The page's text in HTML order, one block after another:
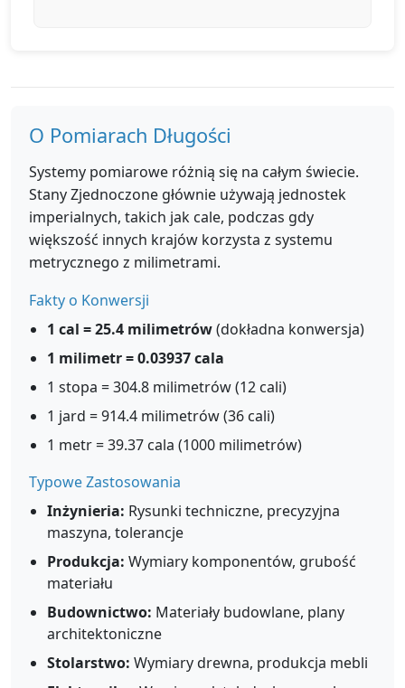
O Pomiarach Długości
Systemy pomiarowe różnią się na całym świecie.
Stany Zjednoczone głównie używają jednostek
imperialnych, takich jak cale, podczas gdy
większość innych krajów korzysta z systemu
metrycznego z milimetrami.
Fakty o Konwersji
1 cal = 25.4 milimetrów(dokładna konwersja)
1 milimetr = 0.03937 cala
1 stopa = 304.8 milimetrów (12 cali)
1 jard = 914.4 milimetrów (36 cali)
1 metr = 39.37 cala (1000 milimetrów)
Typowe Zastosowania
Inżynieria: Rysunki techniczne, precyzyjna
maszyna, tolerancje
Produkcja: Wymiary komponentów, grubość
materiału
Budownictwo: Materiały budowlane, plany
architektoniczne
Stolarstwo: Wymiary drewna, produkcja mebli